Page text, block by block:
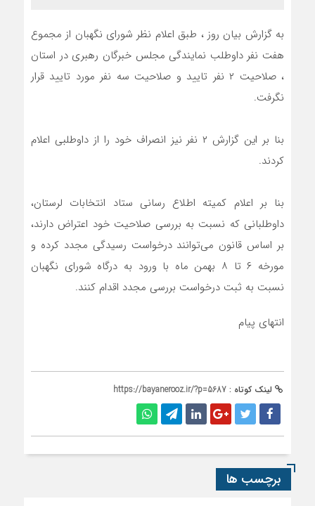
به گزارش‌ بیان روز ، طبق اعلام نظر شورای نگهبان از مجموع
هفت نفر داوطلب نمایندگی مجلس خبرگان رهبری در استان
، صلاحیت ۲ نفر تایید و صلاحیت سه نفر مورد تایید قرار
نگرفت‌.
بنا بر این گزارش ۲ نفر نیز انصراف خود را از داوطلبی اعلام
کردند.
بنا بر اعلام کمیته اطلاع رسانی ستاد انتخابات لرستان،
داوطلبانی که نسبت به بررسی صلاحیت خود اعتراض دارند،
بر اساس قانون می‌توانند درخواست رسیدگی مجدد کرده و
مورخه ۶ تا ۸ بهمن ماه با ورود به درگاه شورای نگهبان
نسبت به ثبت درخواست بررسی مجدد اقدام کنند.
انتهای پیام
لینک کوتاه : https://bayanerooz.ir/?p=5687
برچسب ها